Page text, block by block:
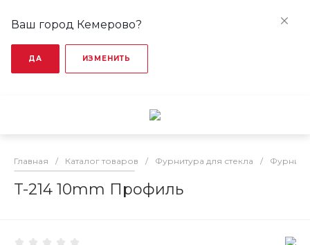
Ваш город Кемерово?
ДА ИЗМЕНИТЬ
Главная / Каталог товаров / Фурнитура для стекла /
T-214 10mm Профиль